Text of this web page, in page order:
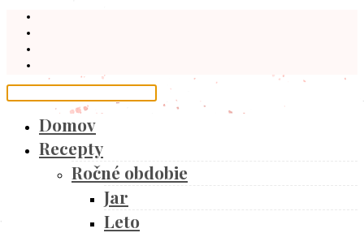
Domov
Recepty
Ročné obdobie
Jar
Leto